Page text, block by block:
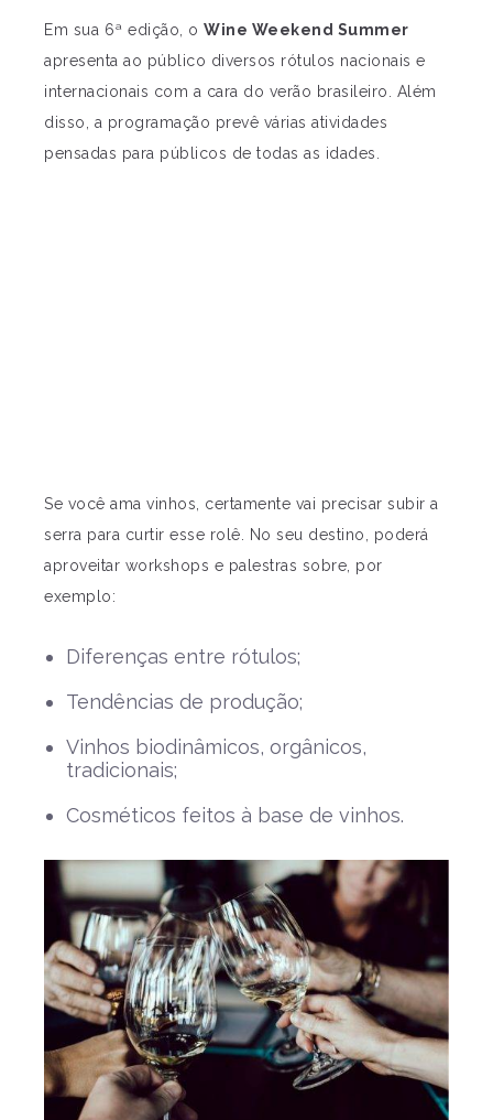
Em sua 6ª edição, o Wine Weekend Summer
apresenta ao público diversos rótulos nacionais e
internacionais com a cara do verão brasileiro. Além
disso, a programação prevê várias atividades
pensadas para públicos de todas as idades.
Se você ama vinhos, certamente vai precisar subir a
serra para curtir esse rolê. No seu destino, poderá
aproveitar workshops e palestras sobre, por
exemplo:
Diferenças entre rótulos;
Tendências de produção;
Vinhos biodinâmicos, orgânicos,
tradicionais;
Cosméticos feitos à base de vinhos.